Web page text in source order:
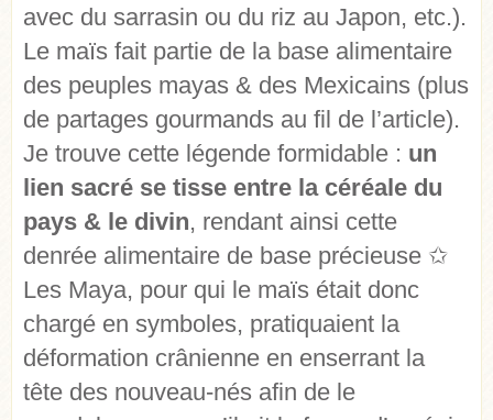
avec du sarrasin ou du riz au Japon, etc.).
Le maïs fait partie de la base alimentaire
des peuples mayas & des Mexicains (plus
de partages gourmands au fil de l’article).
Je trouve cette légende formidable : un
lien sacré se tisse entre la céréale du
pays & le divin, rendant ainsi cette
denrée alimentaire de base précieuse ✩
Les Maya, pour qui le maïs était donc
chargé en symboles, pratiquaient la
déformation crânienne en enserrant la
tête des nouveau-nés afin de le